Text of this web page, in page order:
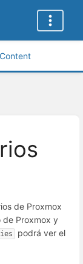
Content
de Proxmox
de Proxmox y
podrá ver el